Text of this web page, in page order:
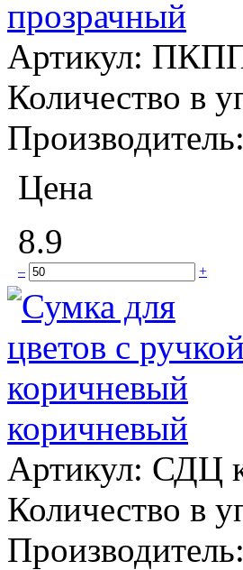
прозрачный
Артикул:
Количество в
Производитель:
Цена
8.9
– +
коричневый
Артикул: СДЦ
Количество в
Производитель: